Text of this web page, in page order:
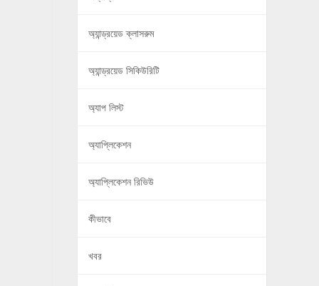
অ্যান্ড্রয়েড ক্লাসরুম
অ্যান্ড্রয়েড সিকিউরিটি
অ্যাপ লিস্ট
অ্যাপ্লিকেশন
অ্যাপ্লিকেশন রিভিউ
কীভাবে
খবর